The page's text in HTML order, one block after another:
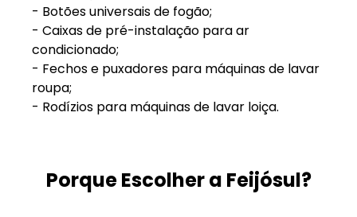
- Botões universais de fogão;
- Caixas de pré-instalação para ar
condicionado;
- Fechos e puxadores para máquinas de lavar
roupa;
- Rodízios para máquinas de lavar loiça.
Porque Escolher a Feijósul?